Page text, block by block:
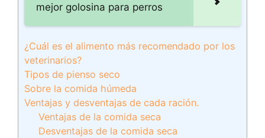
mejor golosina para perros
¿Cuál es el alimento más recomendado por los
veterinarios?
Tipos de pienso seco
Sobre la comida húmeda
Ventajas y desventajas de cada ración.
Ventajas de la comida seca
Desventajas de la comida seca